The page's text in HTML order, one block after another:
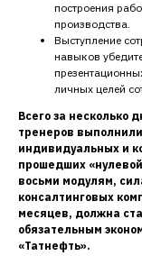
построения
производства.
Выступление
навыков
личных целей
Всего за несколько
тренеров
индивидуальных и
прошедших
восьми модулям,
консалтинговых
месяцев, должна
обязательным
«Татнефть».